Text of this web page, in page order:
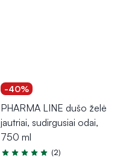
-40%
PHARMA LINE dušo želė
jautriai, sudirgusiai odai,
750 ml
Įvertinimas 5.0 iš 5
(2)